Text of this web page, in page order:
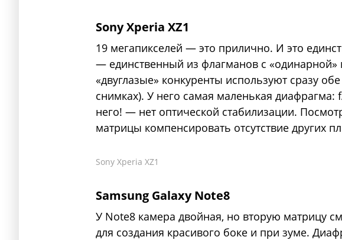
Sony Xperia XZ1
19 мегапикселей — это прилично. И это
— единственный из флагманов с «одинарной»
«двуглазые» конкуренты используют сразу
снимках). У него самая маленькая
него! — нет оптической стабилизации.
матрицы компенсировать отсутствие других
Sony Xperia XZ1
Samsung Galaxy Note8
У Note8 камера двойная, но вторую матрицу
для создания красивого боке и при зуме.